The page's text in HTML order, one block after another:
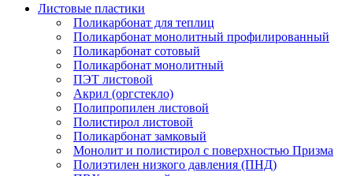
Листовые пластики
Поликарбонат для теплиц
Поликарбонат монолитный профилированный
Поликарбонат сотовый
Поликарбонат монолитный
ПЭТ листовой
Акрил (оргстекло)
Полипропилен листовой
Полистирол листовой
Поликарбонат замковый
Монолит и полистирол с поверхностью Призма
Полиэтилен низкого давления (ПНД)